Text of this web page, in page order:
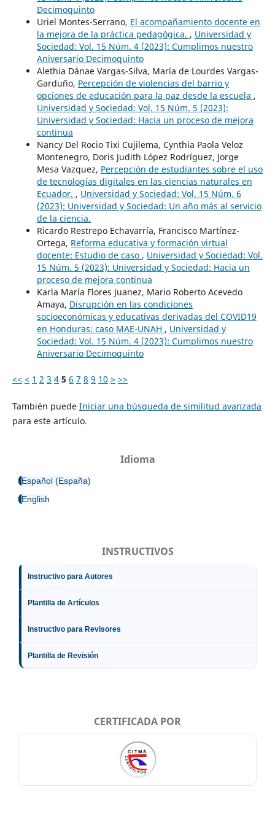
Decimoquinto
Uriel Montes-Serrano, El acompañamiento docente en
la mejora de la práctica pedagógica. , Universidad y
Sociedad: Vol. 15 Núm. 4 (2023): Cumplimos nuestro
Aniversario Decimoquinto
Alethia Dánae Vargas-Silva, María de Lourdes Vargas-
Garduño, Percepción de violencias del barrio y
opciones de educación para la paz desde la escuela ,
Universidad y Sociedad: Vol. 15 Núm. 5 (2023):
Universidad y Sociedad: Hacia un proceso de mejora
continua
Nancy Del Rocio Tixi Cujilema, Cynthia Paola Veloz
Montenegro, Doris Judith López Rodríguez, Jorge
Mesa Vazquez, Percepción de estudiantes sobre el uso
de tecnologías digitales en las ciencias naturales en
Ecuador. , Universidad y Sociedad: Vol. 15 Núm. 6
(2023): Universidad y Sociedad: Un año más al servicio
de la ciencia.
Ricardo Restrepo Echavarría, Francisco Martínez-
Ortega, Reforma educativa y formación virtual
docente: Estudio de caso , Universidad y Sociedad: Vol.
15 Núm. 5 (2023): Universidad y Sociedad: Hacia un
proceso de mejora continua
Karla María Flores Juanez, Mario Roberto Acevedo
Amaya, Disrupción en las condiciones
socioeconómicas y educativas derivadas del COVID19
en Honduras: caso MAE-UNAH , Universidad y
Sociedad: Vol. 15 Núm. 4 (2023): Cumplimos nuestro
Aniversario Decimoquinto
<< < 1 2 3 4 5 6 7 8 9 10 > >>
También puede Iniciar una búsqueda de similitud avanzada
para este artículo.
Idioma
Español (España)
English
INSTRUCTIVOS
Instructivo para Autores
Plantilla de Artículos
Instructivo para Revisores
Plantilla de Revisión
CERTIFICADA POR